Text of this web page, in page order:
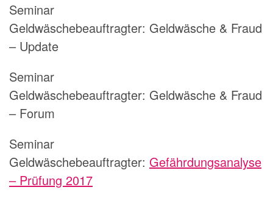
Seminar
Geldwäschebeauftragter: Geldwäsche & Fraud
– Update
Seminar
Geldwäschebeauftragter: Geldwäsche & Fraud
– Forum
Seminar
Geldwäschebeauftragter: Gefährdungsanalyse
– Prüfung 2017